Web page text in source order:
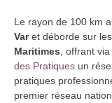
Le rayon de 100 km
Varet déborde sur les
Maritimes , offrant
des Pratiques un
pratiques
premier réseau